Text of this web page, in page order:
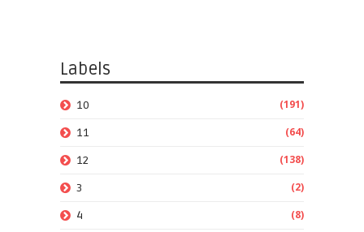
Labels
10 (191)
11 (64)
12 (138)
3 (2)
4 (8)